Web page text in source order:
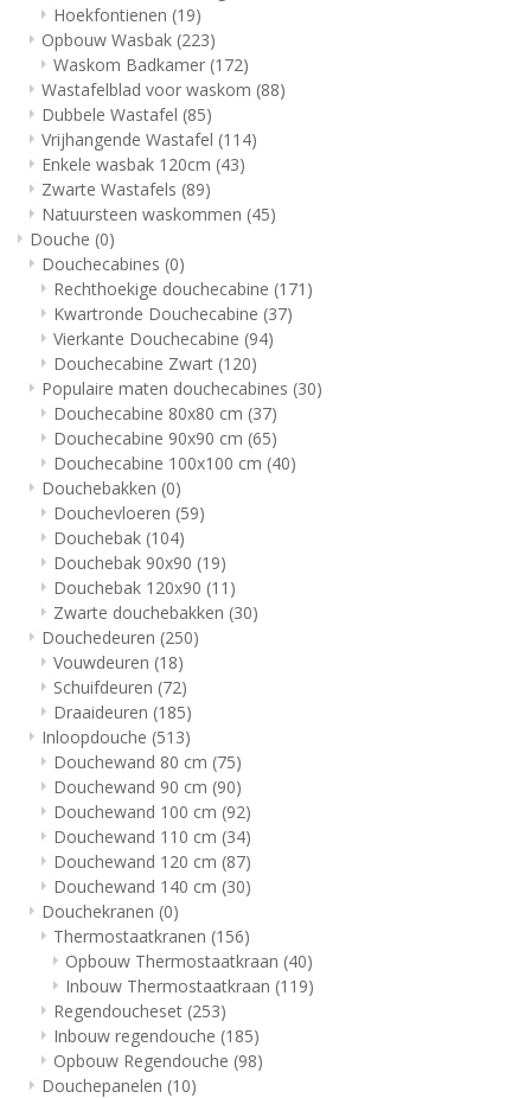
Hoekfontienen (19)
Opbouw Wasbak (223)
Waskom Badkamer (172)
Wastafelblad voor waskom (88)
Dubbele Wastafel (85)
Vrijhangende Wastafel (114)
Enkele wasbak 120cm (43)
Zwarte Wastafels (89)
Natuursteen waskommen (45)
Douche (0)
Douchecabines (0)
Rechthoekige douchecabine (171)
Kwartronde Douchecabine (37)
Vierkante Douchecabine (94)
Douchecabine Zwart (120)
Populaire maten douchecabines (30)
Douchecabine 80x80 cm (37)
Douchecabine 90x90 cm (65)
Douchecabine 100x100 cm (40)
Douchebakken (0)
Douchevloeren (59)
Douchebak (104)
Douchebak 90x90 (19)
Douchebak 120x90 (11)
Zwarte douchebakken (30)
Douchedeuren (250)
Vouwdeuren (18)
Schuifdeuren (72)
Draaideuren (185)
Inloopdouche (513)
Douchewand 80 cm (75)
Douchewand 90 cm (90)
Douchewand 100 cm (92)
Douchewand 110 cm (34)
Douchewand 120 cm (87)
Douchewand 140 cm (30)
Douchekranen (0)
Thermostaatkranen (156)
Opbouw Thermostaatkraan (40)
Inbouw Thermostaatkraan (119)
Regendoucheset (253)
Inbouw regendouche (185)
Opbouw Regendouche (98)
Douchepanelen (10)